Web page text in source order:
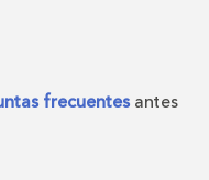
frecuentes antes